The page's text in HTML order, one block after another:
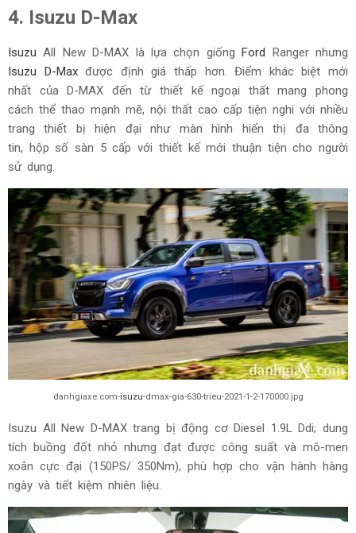
4. Isuzu D-Max
Isuzu All New D-MAX là lựa chọn giống Ford
Ranger nhưng
Isuzu D-Maxđược định giá thấp hơn. Điểm khác biệt mới
nhất của D-MAX đến từ thiết kế ngoại thất mang phong
cách thể thao mạnh mẽ, nội thất cao cấp tiện nghi với nhiều
trang thiết bị hiện đại như màn hình hiển thị đa thông
tin, hộp số sàn 5 cấp với thiết kế mới thuận tiện cho người
sử dụng.
danhgiaxe.com-isuzu-dmax-gia-630-trieu-2021-1-2-170000.jpg
Isuzu All New D-MAX trang bị động cơ Diesel 1.9L Ddi; dung
tích buồng đốt nhỏ nhưng đạt được công suất và mô-men
xoắn cực đại (150PS/ 350Nm), phù hợp cho vận hành hàng
ngày và tiết kiệm nhiên liệu.